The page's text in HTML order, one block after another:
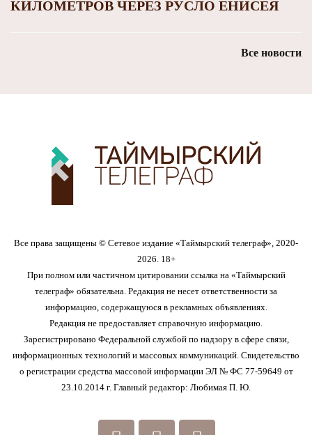
КИЛОМЕТРОВ ЧЕРЕЗ РУСЛО ЕНИСЕЯ
Все новости
Все права защищены © Сетевое издание «Таймырский телеграф», 2020-
2026. 18+
При полном или частичном цитировании ссылка на «Таймырский
телеграф» обязательна. Редакция не несет ответственности за
информацию, содержащуюся в рекламных объявлениях.
Редакция не предоставляет справочную информацию.
Зарегистрировано Федеральной службой по надзору в сфере связи,
информационных технологий и массовых коммуникаций. Свидетельство
о регистрации средства массовой информации ЭЛ № ФС 77-59649 от
23.10.2014 г. Главный редактор: Любимая П. Ю.